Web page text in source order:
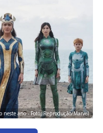
neste ano - Foto: Reprodução/Marvel